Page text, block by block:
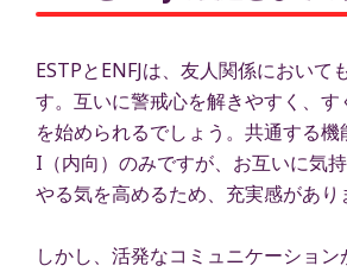
ESTPとENFJは、友人関係において
す。互いに警戒心を解きやすく、
を始められるでしょう。共通する機
I（内向）のみですが、お互いに気
やる気を高めるため、充実感があり
しかし、活発なコミュニケーショ